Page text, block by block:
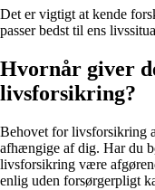
Det er vigtigt at kende
passer bedst til ens
Hvornår giver
livsforsikring?
Behovet for livsforsikring
afhængige af dig. Har du
livsforsikring være
enlig uden forsørgerpligt